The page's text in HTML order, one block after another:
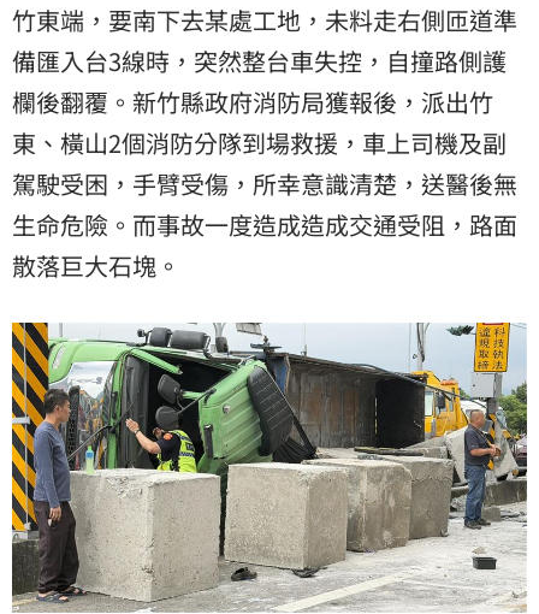
竹東端，要南下去某處工地，未料走右側匝道準
備匯入台3線時，突然整台車失控，自撞路側護
欄後翻覆。新竹縣政府消防局獲報後，派出竹
東、橫山2個消防分隊到場救援，車上司機及副
駕駛受困，手臂受傷，所幸意識清楚，送醫後無
生命危險。而事故一度造成造成交通受阻，路面
散落巨大石塊。